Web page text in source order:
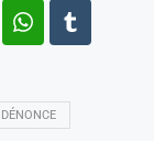
DÉNONCE